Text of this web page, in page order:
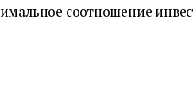
соотношение